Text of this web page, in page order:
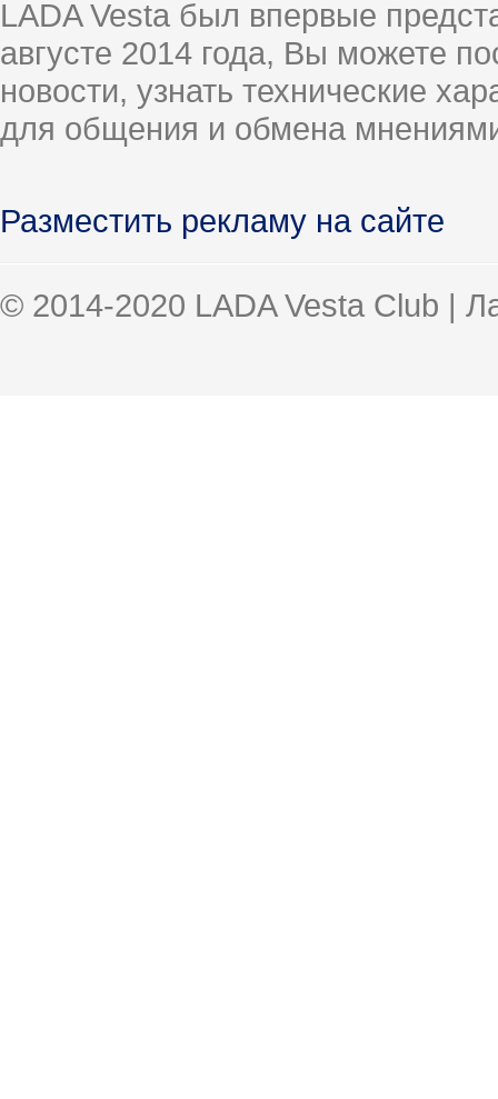
LADA Vesta был впервые
августе 2014 года, Вы можете
новости, узнать технические
для общения и обмена
Разместить рекламу на сайте
© 2014-2020 LADA Vesta Club |